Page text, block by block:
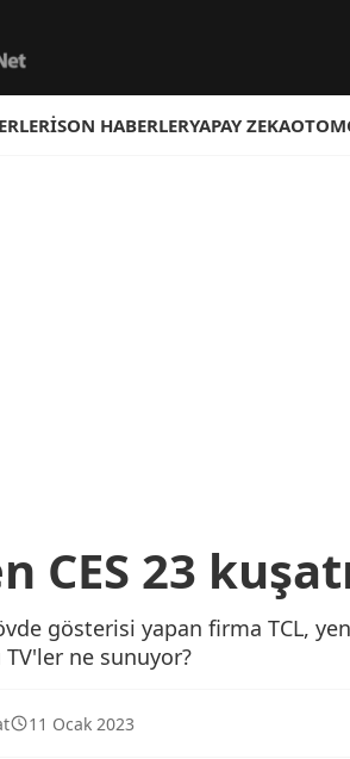
SON HABERLERYAPAY ZEKA
CES 23
gösterisi yapan firma TCL,
ne sunuyor?
11 Ocak 2023